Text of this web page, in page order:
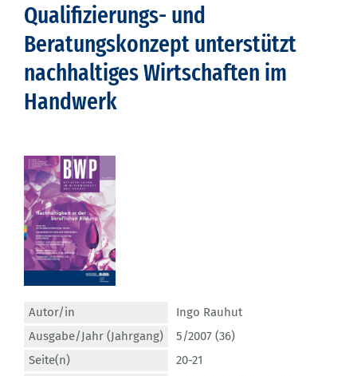
Qualifizierungs- und
Beratungskonzept unterstützt
nachhaltiges Wirtschaften im
Handwerk
Autor/in
Ingo Rauhut
Ausgabe/Jahr (Jahrgang)
5/2007 (36)
Seite(n)
20-21